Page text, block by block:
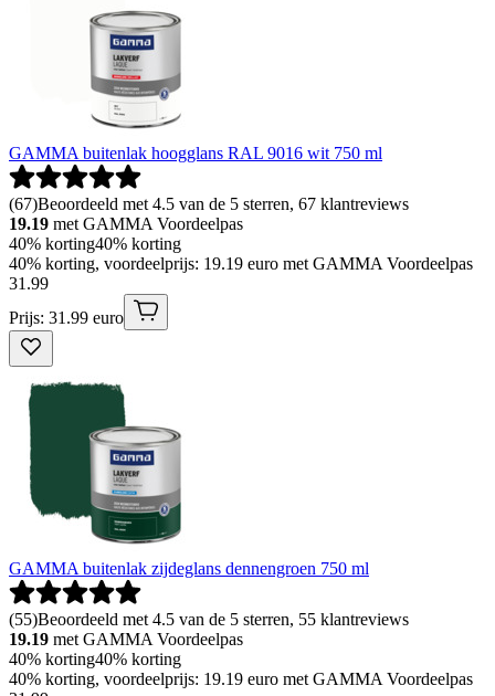
GAMMA buitenlak hoogglans RAL 9016 wit 750 ml
(67)Beoordeeld met 4.5 van de 5 sterren, 67 klantreviews
19.19 met GAMMA Voordeelpas
40% korting40% korting
40% korting, voordeelprijs: 19.19 euro met GAMMA Voordeelpas
31.99
Prijs: 31.99 euro
GAMMA buitenlak zijdeglans dennengroen 750 ml
(55)Beoordeeld met 4.5 van de 5 sterren, 55 klantreviews
19.19 met GAMMA Voordeelpas
40% korting40% korting
40% korting, voordeelprijs: 19.19 euro met GAMMA Voordeelpas